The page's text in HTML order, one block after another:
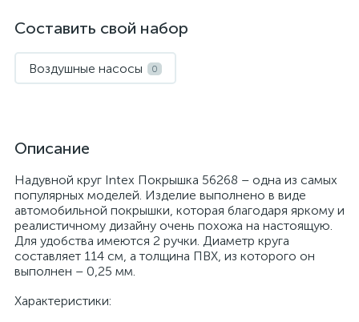
Составить свой набор
Воздушные насосы 0
Описание
Надувной круг Intex Покрышка 56268 – одна из самых
популярных моделей. Изделие выполнено в виде
автомобильной покрышки, которая благодаря яркому и
реалистичному дизайну очень похожа на настоящую.
Для удобства имеются 2 ручки. Диаметр круга
составляет 114 см, а толщина ПВХ, из которого он
выполнен – 0,25 мм.
Характеристики: